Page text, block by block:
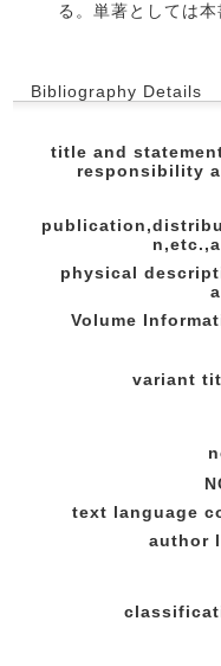
る。単著としては本
Bibliography Details
title and
responsibility
physical
Volume
variant
text language
author